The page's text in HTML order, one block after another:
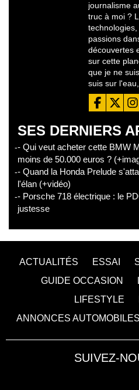
journalisme
truc à moi ?
passions
découvertes
sur cette
que je ne
suis sur
SES DERNIERS
- Qui veut acheter cette BMW
moins de 50.000 euros ?
- Quand la Honda Prelude
l'élan (+vidéo)
- Porsche 718 électrique : le
justesse
ACTUALITÉS ESSAI
GUIDE OCCASION
LIFESTYLE
ANNONCES AUTOMOBILES
SUIVEZ-